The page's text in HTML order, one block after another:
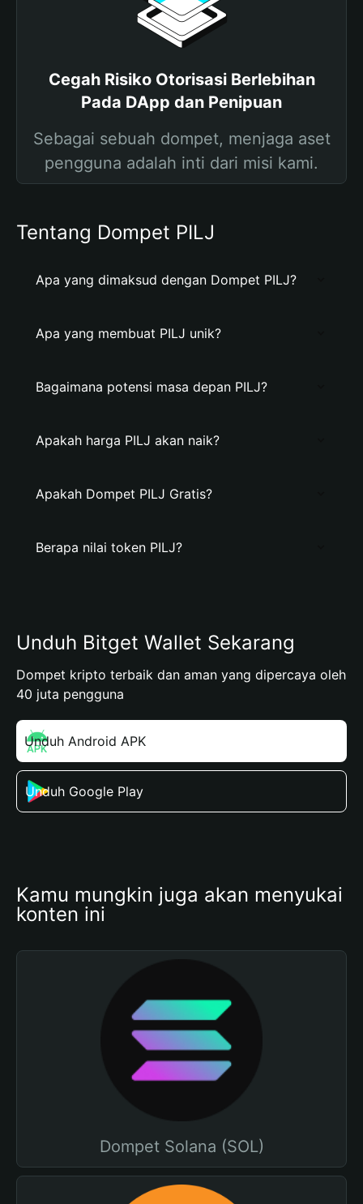
Cegah Risiko Otorisasi Berlebihan
Pada DApp dan Penipuan
Sebagai sebuah dompet, menjaga aset
pengguna adalah inti dari misi kami.
Tentang Dompet PILJ
Apa yang dimaksud dengan Dompet PILJ?
Apa yang membuat PILJ unik?
Bagaimana potensi masa depan PILJ?
Apakah harga PILJ akan naik?
Apakah Dompet PILJ Gratis?
Berapa nilai token PILJ?
Unduh Bitget Wallet Sekarang
Dompet kripto terbaik dan aman yang dipercaya oleh
40 juta pengguna
Unduh Android APK
Unduh Google Play
Kamu mungkin juga akan menyukai
konten ini
Dompet Solana (SOL)